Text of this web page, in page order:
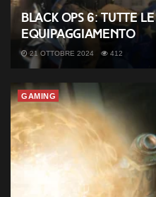
Black Ops 6: tutte
equipaggiamento
21 OTTOBRE 2024 412
GAMING